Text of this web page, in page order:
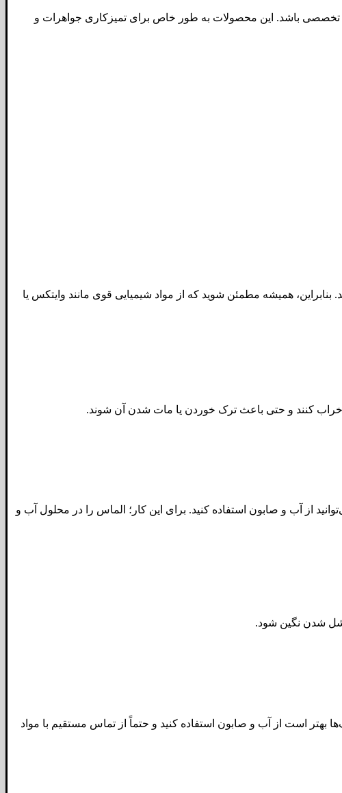
تخصصی باشد. این محصولات به طور خاص برای تمیزکاری جواهرات و
همیشه مطمئن شوید که از مواد شیمیایی قوی مانند وایتکس یا
خراب کنند و حتی باعث ترک خوردن یا مات شدن آن شوند.
از آب و صابون استفاده کنید. برای این کار؛ الماس را در محلول آب و
شل شدن نگین شود.
بهتر است از آب و صابون استفاده کنید و حتماً از تماس مستقیم با مواد